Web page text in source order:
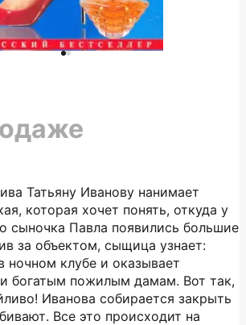
Татьяну Иванову нанимает
которая хочет понять, откуда у
сыночка Павла появились большие
за объектом, сыщица узнает:
ночном клубе и оказывает
богатым пожилым дамам. Вот так,
Иванова собирается закрыть
Все это происходит на